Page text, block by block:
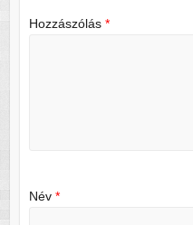
Hozzászólás *
Név *